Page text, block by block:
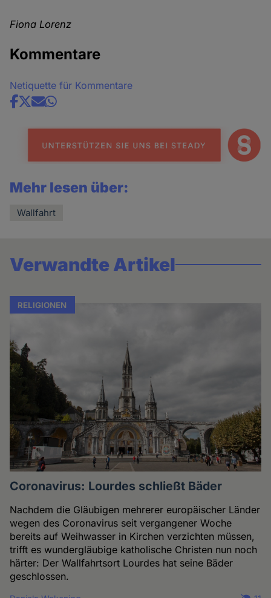
Fiona Lorenz
Kommentare
Netiquette für Kommentare
Share
news
Mehr lesen über:
Wallfahrt
Verwandte Artikel
RELIGIONEN
Coronavirus: Lourdes schließt Bäder
Nachdem die Gläubigen mehrerer europäischer Länder
wegen des Coronavirus seit vergangener Woche
bereits auf Weihwasser in Kirchen verzichten müssen,
trifft es wundergläubige katholische Christen nun noch
härter: Der Wallfahrtsort Lourdes hat seine Bäder
geschlossen.